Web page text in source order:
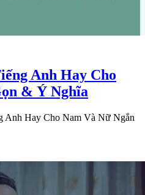
Anh Hay Cho
& Ý Nghĩa
Anh Hay Cho Nam Và Nữ Ngắn